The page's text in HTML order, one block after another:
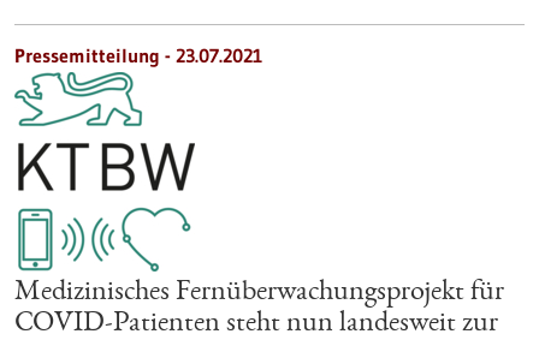
Pressemitteilung - 23.07.2021
Medizinisches Fernüberwachungsprojekt für
COVID-Patienten steht nun landesweit zur